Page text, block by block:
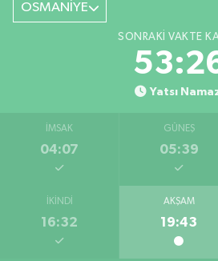
OSMANİYE
SONRAKI VAKTE
Yatsı
İMSAK
04:07
GÜNEŞ
05:39
İKINDI
16:32
AKŞAM
19:43